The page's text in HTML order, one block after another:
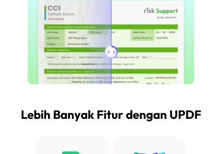
Lebih Banyak Fitur dengan UPDF